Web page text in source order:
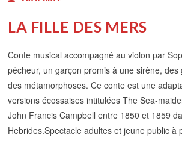
LA FILLE DES MERS
Conte musical accompagné au violon par
pêcheur, un garçon promis à une sirène, des
des métamorphoses. Ce conte est une
versions écossaises intitulées The Sea-
John Francis Campbell entre 1850 et 1859
Hebrides.Spectacle adultes et jeune public à